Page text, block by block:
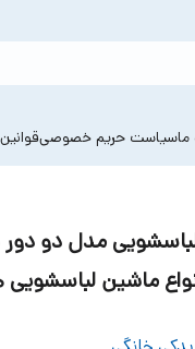
ماسیاست حریم خصوصی
مدل دو
ماشین لباسشویی